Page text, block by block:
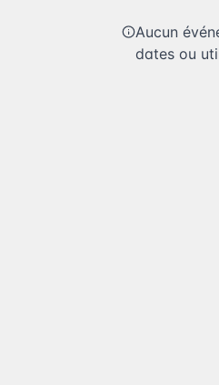
Aucun
dates ou